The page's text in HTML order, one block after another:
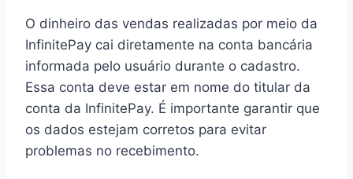
O dinheiro das vendas realizadas por meio da
InfinitePay cai diretamente na conta bancária
informada pelo usuário durante o cadastro.
Essa conta deve estar em nome do titular da
conta da InfinitePay. É importante garantir que
os dados estejam corretos para evitar
problemas no recebimento.